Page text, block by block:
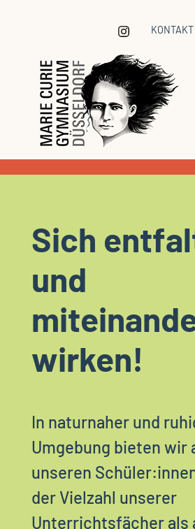
KONTAKT
Sich
und
wirken!
In naturnaher und
Umgebung bieten wir
unseren
der Vielzahl unserer
Unterrichtsfächer als